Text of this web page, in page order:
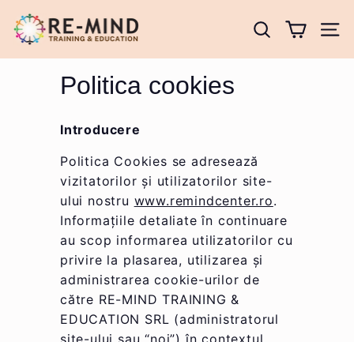
conținut
R
e
-
CE AI DORI
Politica cookies
Introducere
Politica Cookies se adresează
vizitatorilor și utilizatorilor site-
ului nostru www.remindcenter.ro.
Informațiile detaliate în continuare
au scop informarea utilizatorilor cu
privire la plasarea, utilizarea și
administrarea cookie-urilor de
către RE-MIND TRAINING &
EDUCATION SRL (administratorul